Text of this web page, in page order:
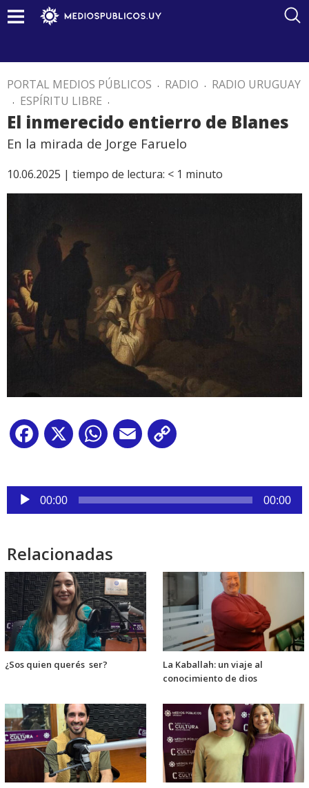
PORTAL MEDIOS PÚBLICOS . RADIO . RADIO URUGUAY
. ESPÍRITU LIBRE .
El inmerecido entierro de Blanes
En la mirada de Jorge Faruelo
10.06.2025 | tiempo de lectura: < 1 minuto
Facebook
X WhatsApp
Email
Reproductor
de
00:00 00:00
Relacionadas
¿Sos quien querés ser?
La Kaballah: un viaje al
conocimiento de dios